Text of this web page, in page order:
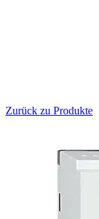
Zurück zu Produkte